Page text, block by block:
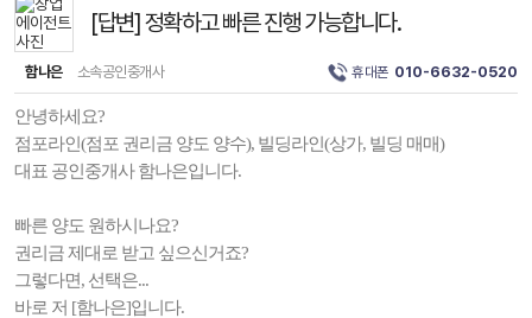
[답변] 정확하고 빠른 진행 가능합니다.
함나은 소속공인중개사 휴대폰 010-6632-0520
안녕하세요?
점포라인(점포 권리금 양도 양수), 빌딩라인(상가, 빌딩 매매)
대표 공인중개사 함나은입니다.
빠른 양도 원하시나요?
권리금 제대로 받고 싶으신거죠?
그렇다면, 선택은...
바로 저 [함나은]입니다.